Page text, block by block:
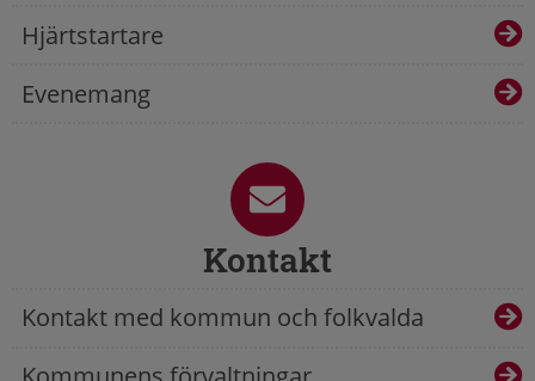
Hjärtstartare
Evenemang
Kontakt
Kontakt med kommun och folkvalda